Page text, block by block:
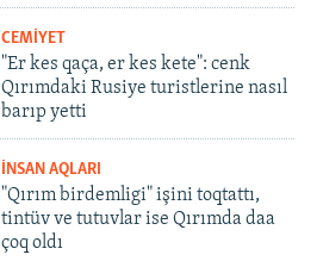
CEMİYET
"Er kes qaça, er kes kete": cenk
Qırımdaki Rusiye turistlerine nasıl
barıp yetti
İNSAN AQLARI
"Qırım birdemligi" işini toqtattı,
tintüv ve tutuvlar ise Qırımda daa
çoq oldı